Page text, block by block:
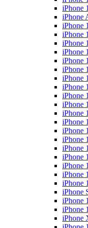
iPhone
iPhone
iPhone
iPhone
iPhone
iPhone
iPhone
iPhone
iPhone
iPhone
iPhone
iPhone
iPhone
iPhone
iPhone
iPhone
iPhone
iPhone
iPhone
iPhone
iPhone
iPhone
iPhone
iPhone
iPhone